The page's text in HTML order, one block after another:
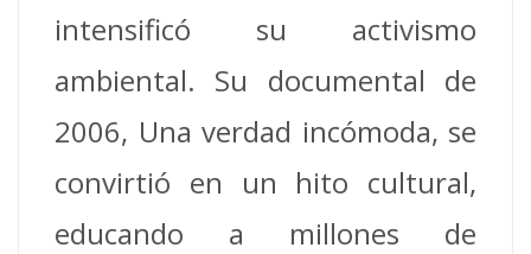
intensificó su activismo
ambiental. Su documental de
2006, Una verdad incómoda, se
convirtió en un hito cultural,
educando a millones de